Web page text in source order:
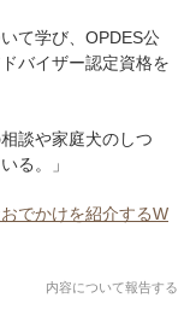
て学び、OPDES公
バイザー認定資格を
談や家庭犬のしつ
る。」
でかけを紹介するW
内容について報告する